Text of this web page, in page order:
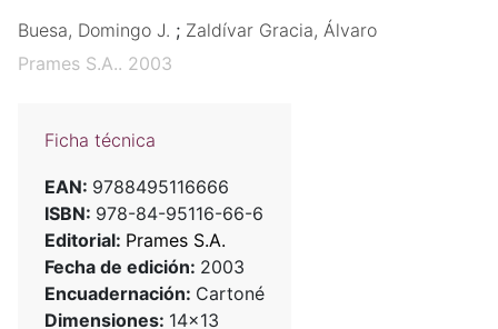
Buesa, Domingo J. ; Zaldívar Gracia, Álvaro
Prames S.A.. 2003
Ficha técnica
EAN: 9788495116666
ISBN: 978-84-95116-66-6
Editorial: Prames S.A.
Fecha de edición: 2003
Encuadernación: Cartoné
Dimensiones: 14x13